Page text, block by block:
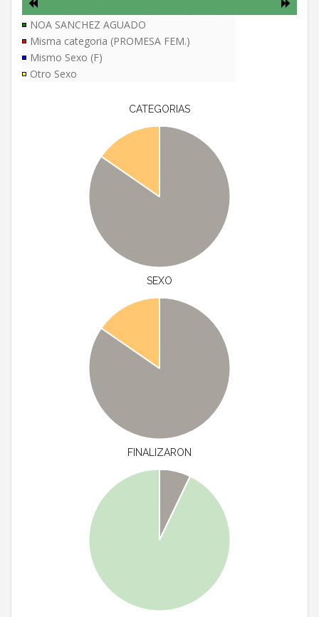
NOA SANCHEZ AGUADO
Misma categoria (PROMESA FEM.)
Mismo Sexo (F)
Otro Sexo
CATEGORIAS
SEXO
FINALIZARON